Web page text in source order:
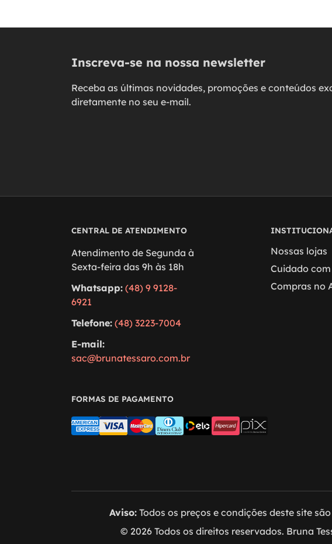
Inscreva-se na nossa newsletter
Receba as últimas novidades, promoções e conteúdos
diretamente no seu e-mail.
CENTRAL DE ATENDIMENTO
Atendimento de Segunda à
Sexta-feira das 9h às 18h
Whatsapp: (48) 9 9128-
6921
Telefone: (48) 3223-7004
E-mail:
sac@brunatessaro.com.br
Nossas lojas
Cuidado
Compras no
FORMAS DE PAGAMENTO
Aviso:Todos os preços e condições deste site
© 2026 Todos os direitos reservados. Bruna